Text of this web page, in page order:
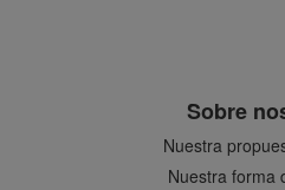
Sobre
Nuestra
Nuestra forma